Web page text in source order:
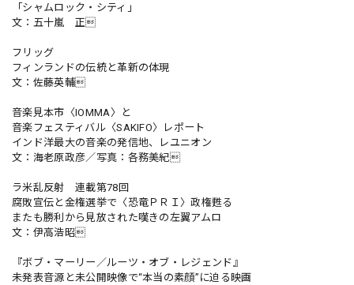
「シャムロック・シティ」
文：五十嵐 正
フリッグ
フィンランドの伝統と革新の体現
文：佐藤英輔
音楽見本市〈IOMMA〉と
音楽フェスティバル〈SAKIFO〉レポート
インド洋最大の音楽の発信地、レユニオン
文：海老原政彦／写真：各務美紀
ラ米乱反射 連載第78回
腐敗宣伝と金権選挙で〈恐竜ＰＲＩ〉政権甦る
またも勝利から見放された嘆きの左翼アムロ
文：伊高浩昭
『ボブ・マーリー／ルーツ・オブ・レジェンド』
未発表音源と未公開映像で“本当の素顔”に迫る映画